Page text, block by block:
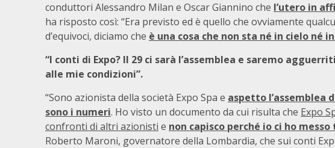
conduttori Alessandro Milan e Oscar Giannino che l’utero in
ha risposto così: “Era previsto ed è quello che ovviamente
d’equivoci, diciamo che è una cosa che non sta né in cielo né
“I conti di Expo? Il 29 ci sarà l’assemblea e saremo
alle mie condizioni”.
“Sono azionista della società Expo Spa e aspetto l’assemblea
sono i numeri. Ho visto un documento da cui risulta che Expo
confronti di altri azionisti e non capisco perché io ci ho
Roberto Maroni, governatore della Lombardia, che sui conti